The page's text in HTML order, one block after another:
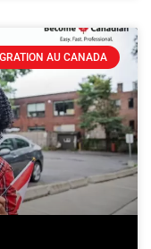
AU CANADA